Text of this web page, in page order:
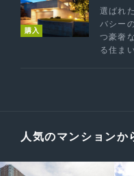
購入
選ばれ
バシー
つ豪奢
る住ま
人気のマンションか